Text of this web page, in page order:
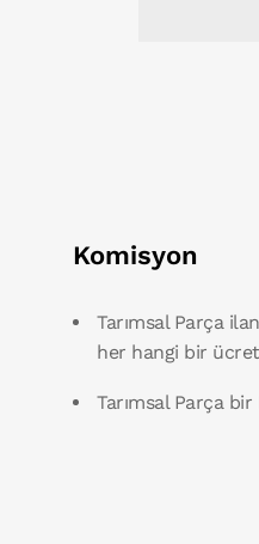
Komisyon
Tarımsal Parça
her hangi bir
Tarımsal Parça bir